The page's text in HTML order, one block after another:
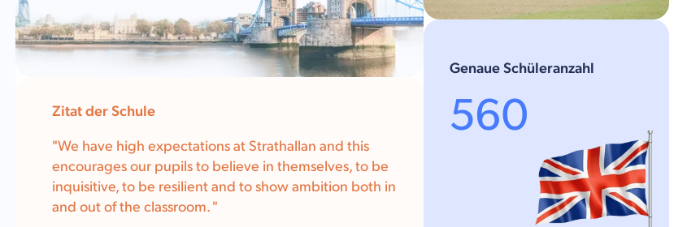
Zitat der Schule
"We have high expectations at Strathallan and this
encourages our pupils to believe in themselves, to be
inquisitive, to be resilient and to show ambition both in
and out of the classroom."
Genaue Schüleranzahl
560